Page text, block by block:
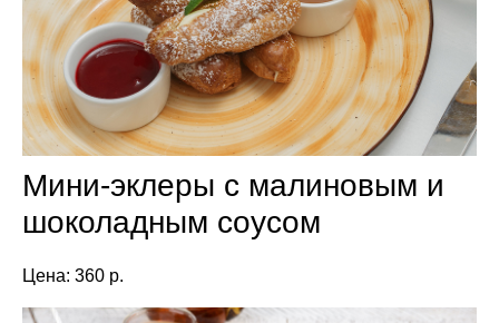
Мини-эклеры с малиновым и
шоколадным соусом
Цена: 360 р.